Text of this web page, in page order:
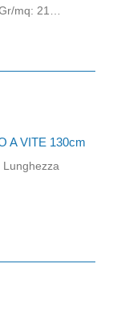
mq: 21
A VITE 130cm